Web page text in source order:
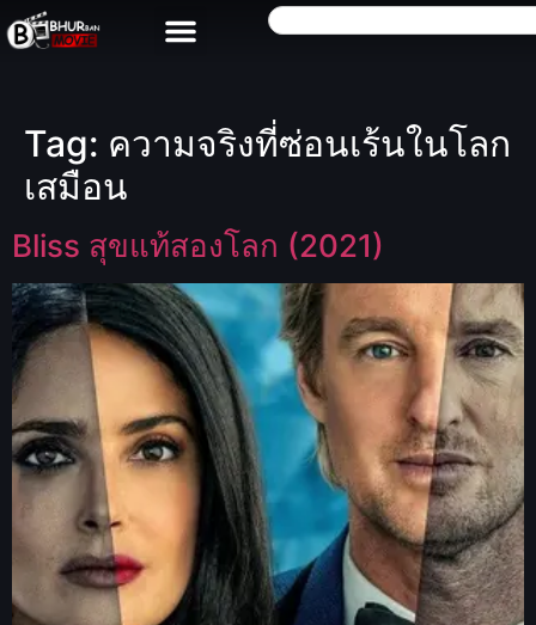
Tag: ความจริงที่ซ่อนเร้นในโลก
เสมือน
Bliss สุขแท้สองโลก (2021)